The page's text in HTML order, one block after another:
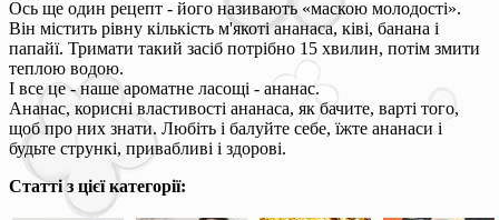
Ось ще один рецепт - його називають «маскою молодості».
Він містить рівну кількість м'якоті ананаса, ківі, банана і
папайї. Тримати такий засіб потрібно 15 хвилин, потім змити
теплою водою.
І все це - наше ароматне ласощі - ананас.
Ананас, корисні властивості ананаса, як бачите, варті того,
щоб про них знати. Любіть і балуйте себе, їжте ананаси і
будьте стрункі, привабливі і здорові.
Статті з цієї категорії: